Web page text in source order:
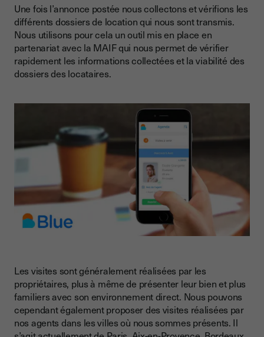
Une fois l’annonce postée nous collectons et vérifions les
différents dossiers de location qui nous sont transmis.
Nous utilisons pour cela un outil mis en place en
partenariat avec la MAIF qui nous permet de vérifier
rapidement les informations collectées et la viabilité des
dossiers des locataires.
Les visites sont généralement réalisées par les
propriétaires, plus à même de présenter leur bien et plus
familiers avec son environnement direct. Nous pouvons
cependant également proposer des visites réalisées par
nos agents dans les villes où nous sommes présents. Il